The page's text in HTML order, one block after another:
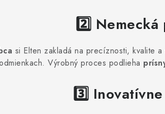
2️⃣
si Elten zakladá na precíznosti, kvalite
Výrobný proces podlieha
3️⃣